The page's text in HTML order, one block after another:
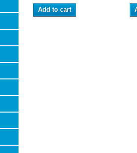
Add to cart